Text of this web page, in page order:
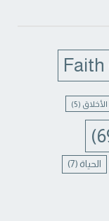
Faith
الأخلاق (5)
الحياة (7)